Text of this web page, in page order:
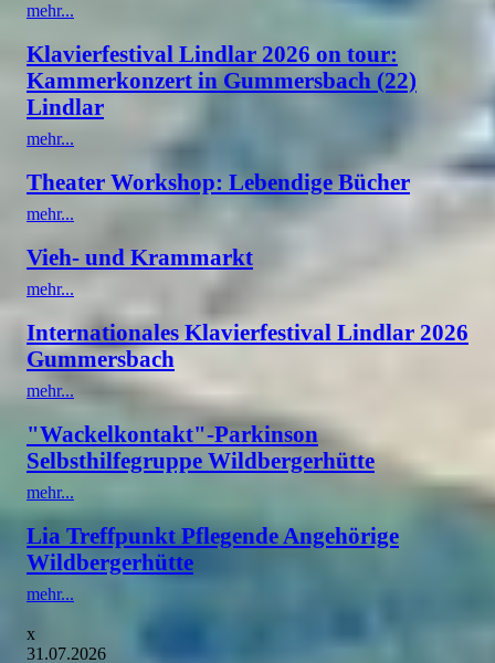
mehr...
Klavierfestival Lindlar 2026 on tour:
Kammerkonzert in Gummersbach (22)
Lindlar
mehr...
Theater Workshop: Lebendige Bücher
mehr...
Vieh- und Krammarkt
mehr...
Internationales Klavierfestival Lindlar 2026
Gummersbach
mehr...
"Wackelkontakt"-Parkinson
Selbsthilfegruppe Wildbergerhütte
mehr...
Lia Treffpunkt Pflegende Angehörige
Wildbergerhütte
mehr...
x
31.07.2026